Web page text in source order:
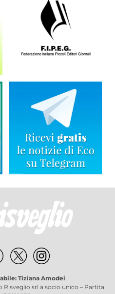
Tiziana Amodei
srl a socio unico – Partita